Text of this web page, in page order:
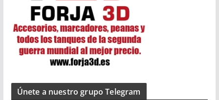
Únete a nuestro grupo Telegram